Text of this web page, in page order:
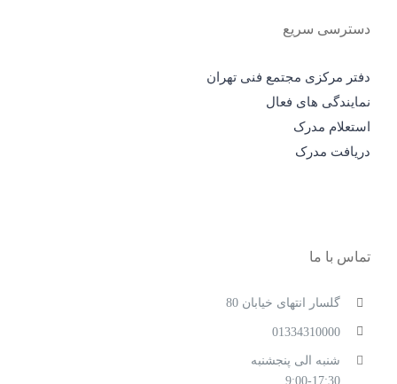
دسترسی سریع
دفتر مرکزی مجتمع فنی تهران
نمایندگی های فعال
استعلام مدرک
دریافت مدرک
تماس با ما
گلسار انتهای خیابان 80
01334310000
شنبه الی پنجشنبه
9:00-17:30